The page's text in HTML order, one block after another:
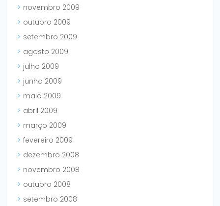
novembro 2009
outubro 2009
setembro 2009
agosto 2009
julho 2009
junho 2009
maio 2009
abril 2009
março 2009
fevereiro 2009
dezembro 2008
novembro 2008
outubro 2008
setembro 2008